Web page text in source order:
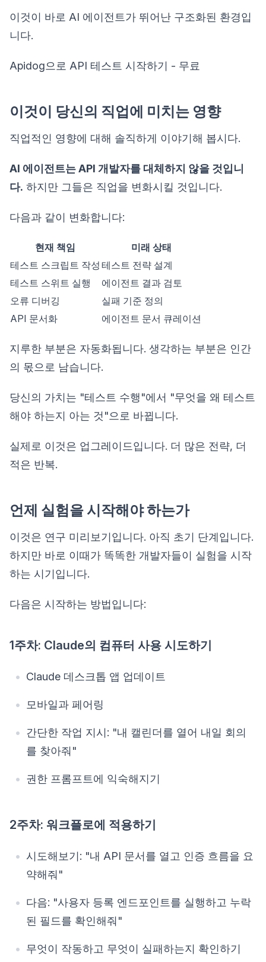
이것이 바로 AI 에이전트가 뛰어난 구조화된 환경입
니다.
Apidog으로 API 테스트 시작하기 - 무료
이것이 당신의 직업에 미치는 영향
직업적인 영향에 대해 솔직하게 이야기해 봅시다.
AI 에이전트는 API 개발자를 대체하지 않을 것입니
다. 하지만 그들은 직업을 변화시킬 것입니다.
다음과 같이 변화합니다:
현재 책임
미래 상태
테스트 스크립트 작성 테스트 전략 설계
테스트 스위트 실행
에이전트 결과 검토
오류 디버깅
실패 기준 정의
API 문서화
에이전트 문서 큐레이션
지루한 부분은 자동화됩니다. 생각하는 부분은 인간
의 몫으로 남습니다.
당신의 가치는 "테스트 수행"에서 "무엇을 왜 테스트
해야 하는지 아는 것"으로 바뀝니다.
실제로 이것은 업그레이드입니다. 더 많은 전략, 더
적은 반복.
언제 실험을 시작해야 하는가
이것은 연구 미리보기입니다. 아직 초기 단계입니다.
하지만 바로 이때가 똑똑한 개발자들이 실험을 시작
하는 시기입니다.
다음은 시작하는 방법입니다:
1주차: Claude의 컴퓨터 사용 시도하기
Claude 데스크톱 앱 업데이트
모바일과 페어링
간단한 작업 지시: "내 캘린더를 열어 내일 회의
를 찾아줘"
권한 프롬프트에 익숙해지기
2주차: 워크플로에 적용하기
시도해보기: "내 API 문서를 열고 인증 흐름을 요
약해줘"
다음: "사용자 등록 엔드포인트를 실행하고 누락
된 필드를 확인해줘"
무엇이 작동하고 무엇이 실패하는지 확인하기